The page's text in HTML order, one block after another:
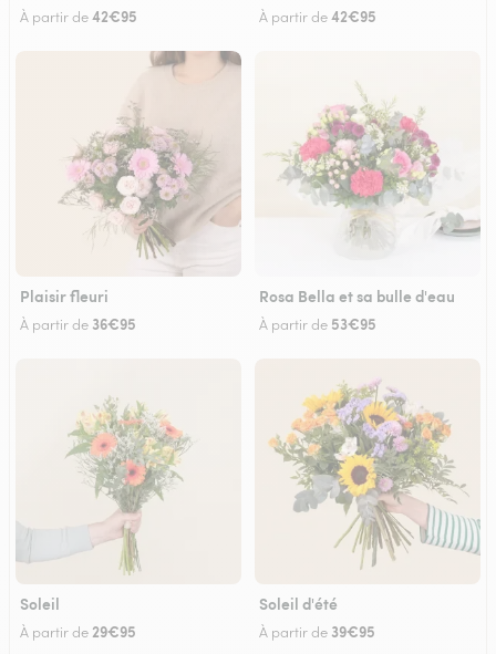
À partir de42€95 À partir de42€95
Plaisir fleuri
À partir de 36€95
Rosa Bella et sa bulle d'eau
À partir de 53€95
Soleil
À partir de 29€95
Soleil d'été
À partir de 39€95